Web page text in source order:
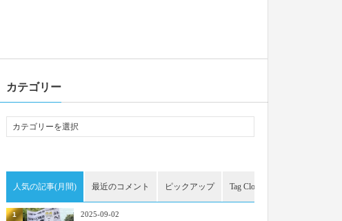
カテゴリー
人気の記事(月間) 最近のコメント ピックアップ Tag Cloud
2025-09-02
1